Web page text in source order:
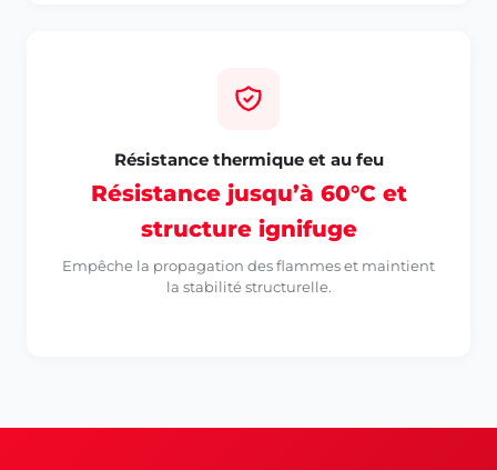
Résistance thermique et au feu
Résistance jusqu’à 60°C et
structure ignifuge
Empêche la propagation des flammes et maintient
la stabilité structurelle.